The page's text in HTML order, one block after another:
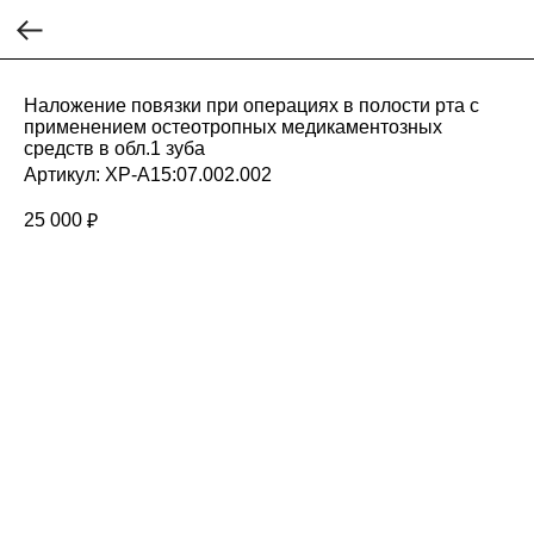
Наложение повязки при операциях в полости рта с
применением остеотропных медикаментозных
средств в обл.1 зуба
Артикул: ХР-А15:07.002.002
25 000 ₽